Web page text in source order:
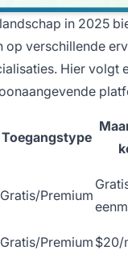
in 2025
op verschillende
Hier volgt
Toegangstype
Gratis/Premium
Gratis/Premium $20/